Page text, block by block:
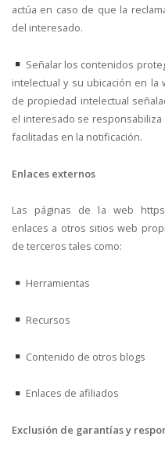
actúa en caso de que la
del interesado.
Señalar los contenidos
intelectual y su ubicación en
de propiedad intelectual
el interesado se
facilitadas en la notificación.
Enlaces externos
Las páginas de la web
enlaces a otros sitios web
de terceros tales como:
Herramientas
Recursos
Contenido de otros blogs
Enlaces de afiliados
Exclusión de garantías y